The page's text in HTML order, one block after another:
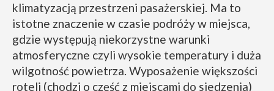
klimatyzacją przestrzeni pasażerskiej. Ma to
istotne znaczenie w czasie podróży w miejsca,
gdzie występują niekorzystne warunki
atmosferyczne czyli wysokie temperatury i duża
wilgotność powietrza. Wyposażenie większości
roteli (chodzi o część z miejscami do siedzenia)